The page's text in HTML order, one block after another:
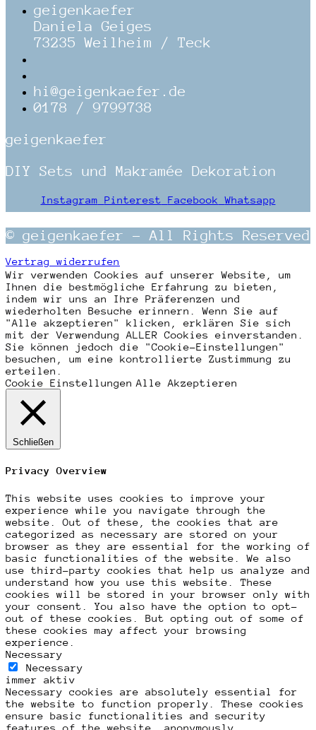
geigenkaefer
Daniela Geiges
73235 Weilheim / Teck
hi@geigenkaefer.de
0178 / 9799738
geigenkaefer
DIY Sets und Makramée Dekoration
Instagram Pinterest Facebook Whatsapp
© geigenkaefer – All Rights Reserved
Vertrag widerrufen
Wir verwenden Cookies auf unserer Website, um
Ihnen die bestmögliche Erfahrung zu bieten,
indem wir uns an Ihre Präferenzen und
wiederholten Besuche erinnern. Wenn Sie auf
"Alle akzeptieren" klicken, erklären Sie sich
mit der Verwendung ALLER Cookies einverstanden.
Sie können jedoch die "Cookie-Einstellungen"
besuchen, um eine kontrollierte Zustimmung zu
erteilen.
Cookie Einstellungen Alle Akzeptieren
Schließen
Privacy Overview
This website uses cookies to improve your
experience while you navigate through the
website. Out of these, the cookies that are
categorized as necessary are stored on your
browser as they are essential for the working of
basic functionalities of the website. We also
use third-party cookies that help us analyze and
understand how you use this website. These
cookies will be stored in your browser only with
your consent. You also have the option to opt-
out of these cookies. But opting out of some of
these cookies may affect your browsing
experience.
Necessary
Necessary
immer aktiv
Necessary cookies are absolutely essential for
the website to function properly. These cookies
ensure basic functionalities and security
features of the website, anonymously.